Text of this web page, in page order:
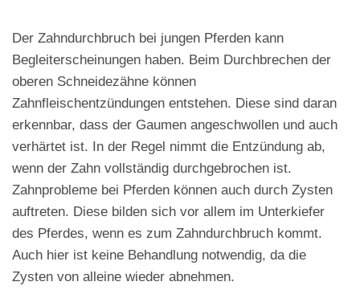
Der Zahndurchbruch bei jungen Pferden kann
Begleiterscheinungen haben. Beim Durchbrechen der
oberen Schneidezähne können
Zahnfleischentzündungen entstehen. Diese sind daran
erkennbar, dass der Gaumen angeschwollen und auch
verhärtet ist. In der Regel nimmt die Entzündung ab,
wenn der Zahn vollständig durchgebrochen ist.
Zahnprobleme bei Pferden können auch durch Zysten
auftreten. Diese bilden sich vor allem im Unterkiefer
des Pferdes, wenn es zum Zahndurchbruch kommt.
Auch hier ist keine Behandlung notwendig, da die
Zysten von alleine wieder abnehmen.